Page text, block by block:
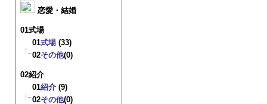
恋愛・結婚
01式場
01式場(33)
02その他(0)
02紹介
01紹介 (9)
02その他(0)